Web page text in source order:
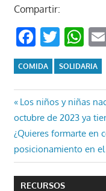
Compartir:
COMIDA SOLIDARIA
de
entradas
Entrada
anterior:
Los niños y niñas
octubre de 2023 ya
Entrada
siguiente:
¿Quieres formarte en
posicionamiento en el
RECURSOS